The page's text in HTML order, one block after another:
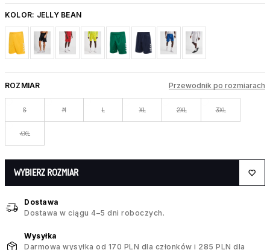
KOLOR: JELLY BEAN
ROZMIAR Przewodnik po rozmiarach
S M L XL 2XL 3XL
4XL
WYBIERZ ROZMIAR
Dostawa
Dostawa w ciągu 4–5 dni roboczych.
Wysyłka
Darmowa wysyłka od 170 PLN dla członków i 285 PLN dla